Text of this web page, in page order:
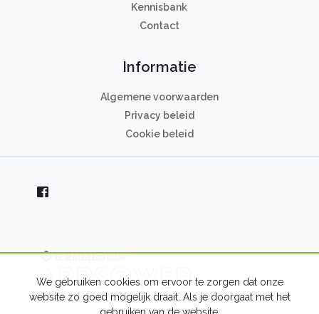
We gebruiken cookies om ervoor te zorgen dat onze
website zo goed mogelijk draait. Als je doorgaat met het
Kennisbank
Contact
Informatie
Algemene voorwaarden
Privacy beleid
Cookie beleid